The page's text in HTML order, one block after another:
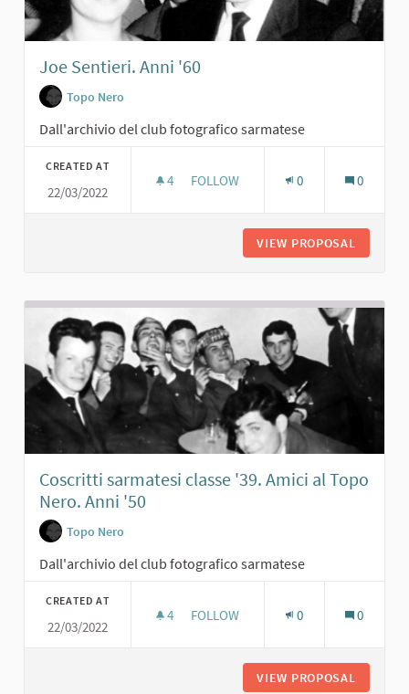
Joe Sentieri. Anni '60
Topo Nero
Dall'archivio del club fotografico sarmatese
CREATED AT
22/03/2022
4 4 FOLLOWERS
FOLLOW 0 0
VIEW PROPOSAL
Coscritti sarmatesi classe '39. Amici al Topo
Nero. Anni '50
Topo Nero
Dall'archivio del club fotografico sarmatese
CREATED AT
22/03/2022
4 4 FOLLOWERS
FOLLOW 0 0
VIEW PROPOSAL